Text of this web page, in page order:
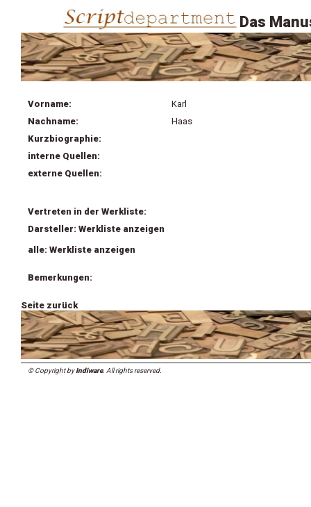
Das
Vorname:
Karl
Nachname:
Haas
Kurzbiographie:
interne Quellen:
externe Quellen:
Vertreten in der Werkliste:
Darsteller: Werkliste anzeigen
alle: Werkliste anzeigen
Bemerkungen:
Seite zurück
© Copyright byIndiware. All rights reserved.